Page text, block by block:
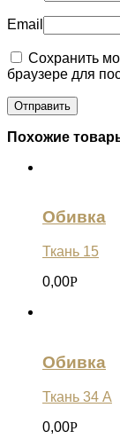
Email
Сохранить
браузере для
Похожие
Обивка
Ткань 15
0,00Р
Обивка
Ткань 34 А
0,00Р